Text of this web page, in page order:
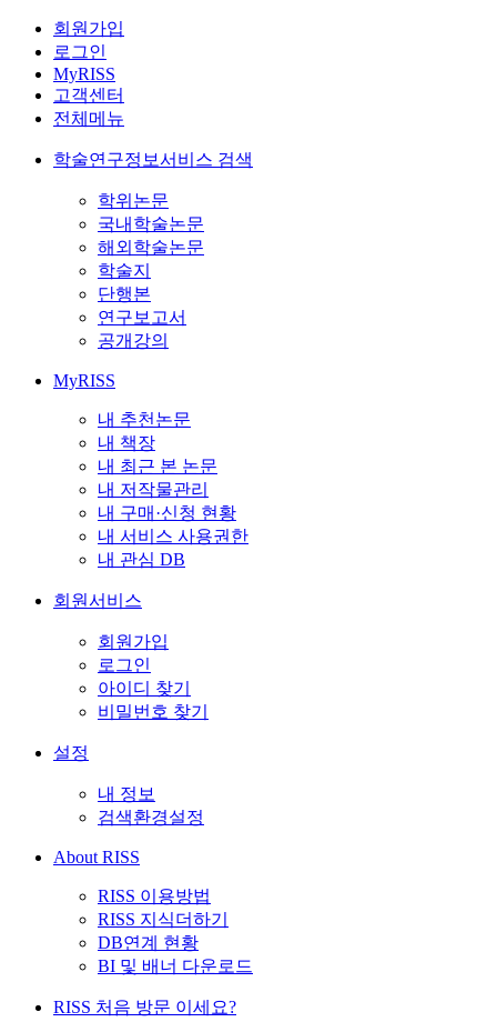
회원가입
로그인
MyRISS
고객센터
전체메뉴
학술연구정보서비스 검색
학위논문
국내학술논문
해외학술논문
학술지
단행본
연구보고서
공개강의
MyRISS
내 추천논문
내 책장
내 최근 본 논문
내 저작물관리
내 구매·신청 현황
내 서비스 사용권한
내 관심 DB
회원서비스
회원가입
로그인
아이디 찾기
비밀번호 찾기
설정
내 정보
검색환경설정
About RISS
RISS 이용방법
RISS 지식더하기
DB연계 현황
BI 및 배너 다운로드
RISS 처음 방문 이세요?